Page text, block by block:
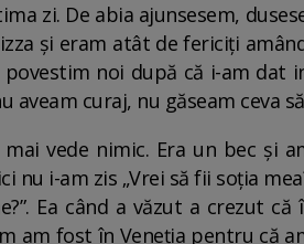
zi. De abia ajunsesem,
și eram atât de fericiți
noi după că i-am dat
aveam curaj, nu găseam ceva
vede nimic. Era un bec și
i-am zis „Vrei să fii soția
Ea când a văzut a crezut
am fost în Veneția pentru că